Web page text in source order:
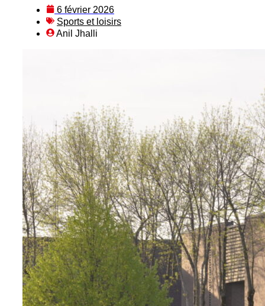
6 février 2026
Sports et loisirs
Anil Jhalli